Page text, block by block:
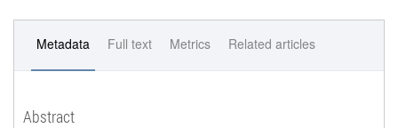
Metadata Full text Metrics Related articles
Abstract